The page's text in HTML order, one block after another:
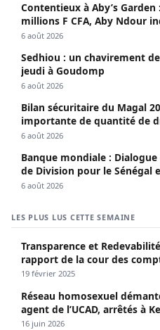
Contentieux à Aby’s
millions F CFA, Aby Ndour
sociaux
6 août 2026
Sedhiou : un chavirement
jeudi à Goudomp
6 août 2026
Bilan sécuritaire du Magal
importante de quantité de
6 août 2026
Banque mondiale :
de Division pour le Sénégal
6 août 2026
LES PLUS LUS CETTE SEMAINE
Transparence et
rapport de la cour des
19 février 2025
Réseau homosexuel
agent de l’UCAD, arrêtés à
propagé le VIH depuis 2018
16 juin 2026